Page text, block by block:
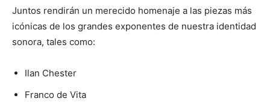
Juntos rendirán un merecido homenaje a las piezas más
icónicas de los grandes exponentes de nuestra identidad
sonora, tales como:
Ilan Chester
Franco de Vita